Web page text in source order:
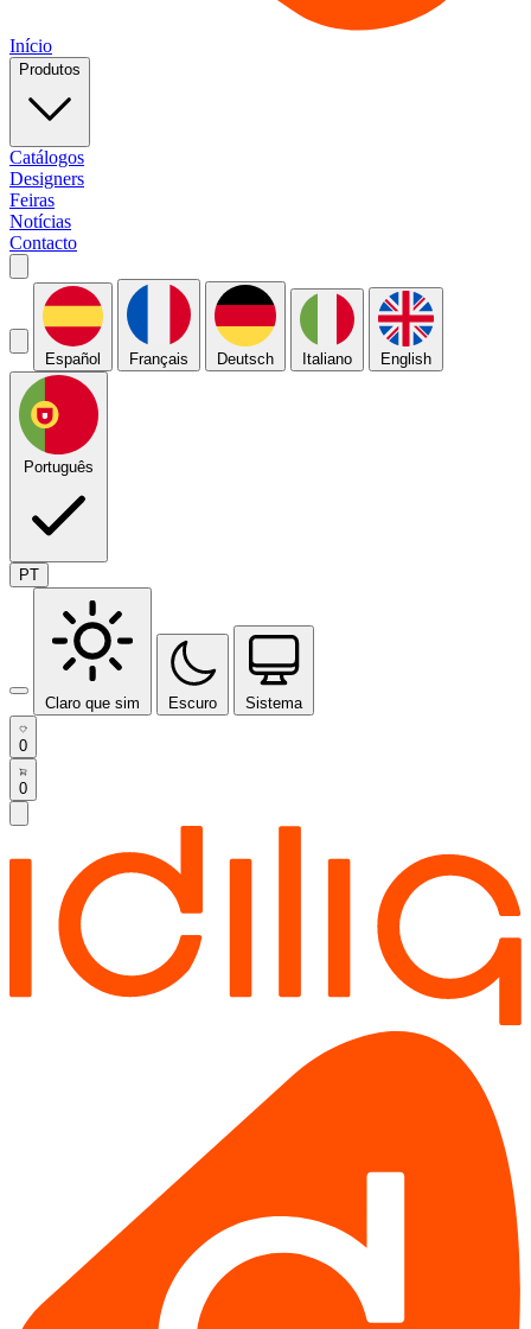
Início
Produtos
Catálogos
Designers
Feiras
Notícias
Contacto
Español Français Deutsch Italiano English
Português
PT
Claro que sim Escuro Sistema
0
0